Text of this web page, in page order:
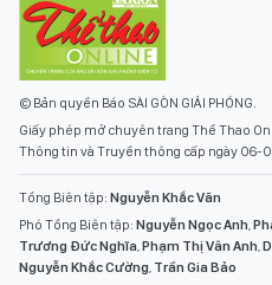
© Bản quyền Báo SÀI GÒN GIẢI PHÓNG.
Giấy phép mở chuyên trang Thể Thao
Thông tin và Truyền thông cấp ngày 06-
Tổng Biên tập: Nguyễn Khắc Văn
Phó Tổng Biên tập: Nguyễn Ngọc Anh,
Trương Đức Nghĩa,Phạm Thị Vân Anh,
Nguyễn Khắc Cường, Trần Gia Bảo